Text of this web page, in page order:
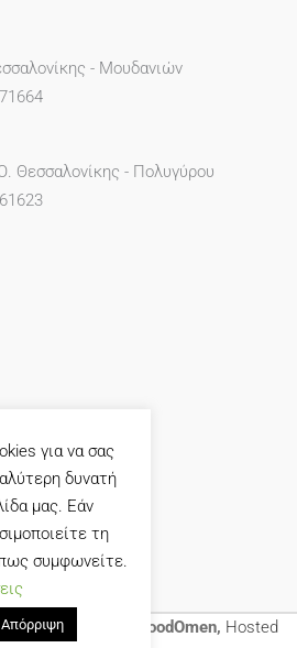
- Μουδανιών
Θεσσαλονίκης - Πολυγύρου
Designed by GoodOmen, Hosted
για να σας
δυνατή
μας. Εάν
τη
συμφωνείτε.
Απόρριψη